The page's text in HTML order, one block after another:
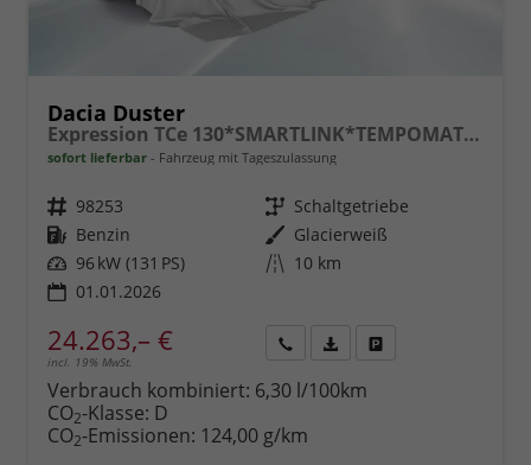
Dacia Duster
Expression TCe 130*SMARTLINK*TEMPOMAT*LED*PDC-KAMERA*SHZ*KLIMA*17-ZOLL
sofort lieferbar Fahrzeug mit Tageszulassung
Fahrzeugnr. 98253 Getriebe Schaltgetriebe
Kraftstoff Benzin Außenfarbe Glacierweiß
Leistung 96 kW (131 PS) Kilometerstand 10 km
01.01.2026
24.263,– €
incl. 19% MwSt.
anfordern
Datei,
Verbrauch kombiniert: 6,30 l/100km
CO2-Klasse: D
CO2-Emissionen: 124,00 g/km